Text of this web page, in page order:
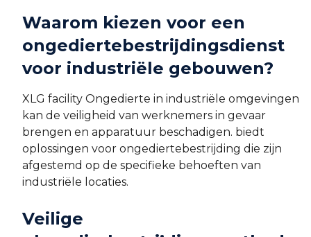
Waarom kiezen voor een
ongediertebestrijdingsdienst
voor industriële gebouwen?
XLG facility Ongedierte in industriële omgevingen
kan de veiligheid van werknemers in gevaar
brengen en apparatuur beschadigen. biedt
oplossingen voor ongediertebestrijding die zijn
afgestemd op de specifieke behoeften van
industriële locaties.
Veilige